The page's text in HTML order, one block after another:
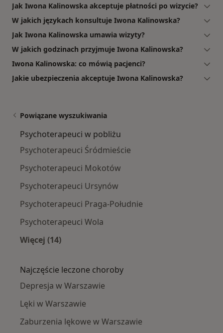
Jak Iwona Kalinowska akceptuje płatności po wizycie?
W jakich językach konsultuje Iwona Kalinowska?
Jak Iwona Kalinowska umawia wizyty?
W jakich godzinach przyjmuje Iwona Kalinowska?
Iwona Kalinowska: co mówią pacjenci?
Jakie ubezpieczenia akceptuje Iwona Kalinowska?
Powiązane wyszukiwania
Psychoterapeuci w pobliżu
Psychoterapeuci Śródmieście
Psychoterapeuci Mokotów
Psychoterapeuci Ursynów
Psychoterapeuci Praga-Południe
Psychoterapeuci Wola
Więcej (14)
Najczęście leczone choroby
Depresja w Warszawie
Lęki w Warszawie
Zaburzenia lękowe w Warszawie